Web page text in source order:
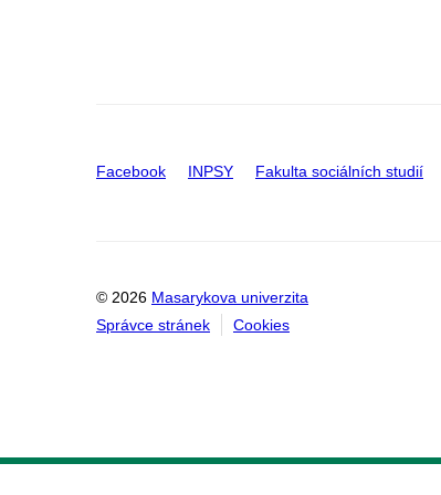
Facebook INPSY Fakulta sociálních studií
© 2026 Masarykova univerzita
Správce stránek
Cookies